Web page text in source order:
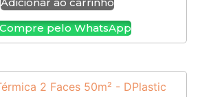
pelo WhatsApp